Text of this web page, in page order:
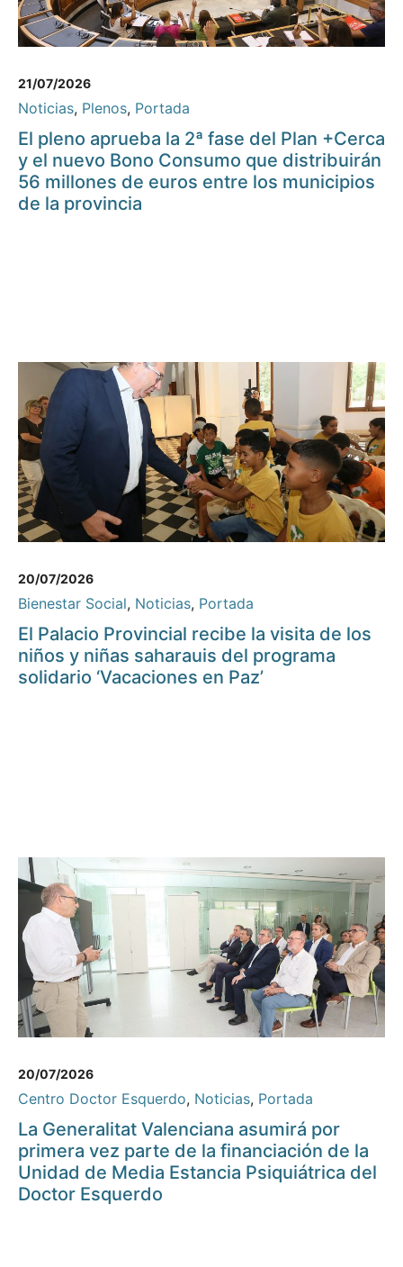
21/07/2026
Noticias, Plenos, Portada
El pleno aprueba la 2ª fase del Plan +Cerca
y el nuevo Bono Consumo que distribuirán
56 millones de euros entre los municipios
de la provincia
20/07/2026
Bienestar Social, Noticias, Portada
El Palacio Provincial recibe la visita de los
niños y niñas saharauis del programa
solidario ‘Vacaciones en Paz’
20/07/2026
Centro Doctor Esquerdo, Noticias, Portada
La Generalitat Valenciana asumirá por
primera vez parte de la financiación de la
Unidad de Media Estancia Psiquiátrica del
Doctor Esquerdo